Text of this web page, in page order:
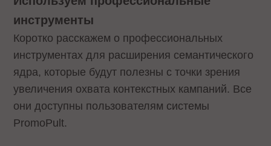
инструменты
Коротко расскажем о профессиональных
инструментах для расширения семантического
ядра, которые будут полезны с точки зрения
увеличения охвата контекстных кампаний. Все
они доступны пользователям системы
PromoPult.